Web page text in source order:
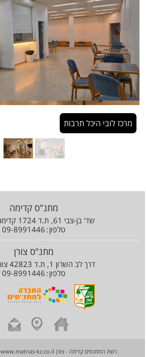
לובי היכל התרבות ממבט ליציאה
מתנ"ס קדימה
שד' בן-צבי 61, ת.ד 1724 קדימה 60920
טלפון 09-8991446
מתנ"ס צורן
דרך לב השרון 1, ת.ד 42823 צורן 42823
טלפון 09-8991446
רשת המתנסים קדימה - צורן www.matnas-kz.co.il